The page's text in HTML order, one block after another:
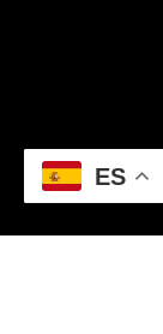
ES